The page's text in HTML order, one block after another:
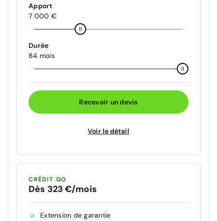
Apport
7 000 €
Durée
84 mois
Recevoir un devis
Voir le détail
CRÉDIT GO
Dès 323 €/mois
Extension de garantie